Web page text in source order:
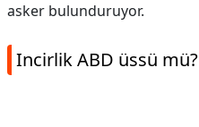
asker bulunduruyor.
Incirlik ABD üssü mü?